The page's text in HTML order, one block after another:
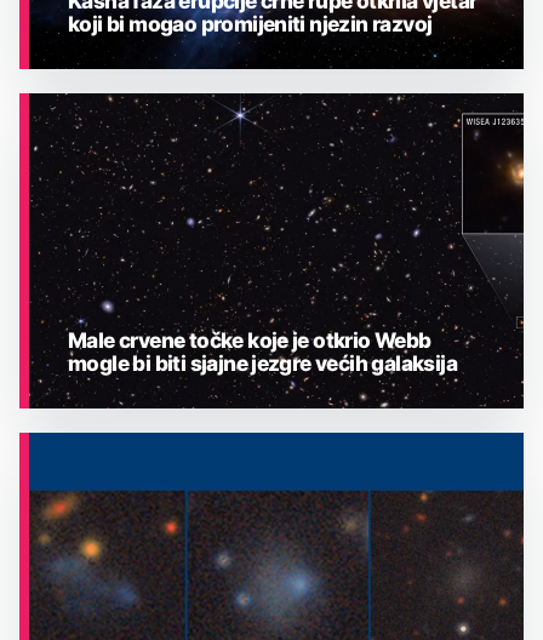
ASTRONOMIJA
koji bi mogao promijeniti njezin razvoj
Male crvene točke koje je otkrio Webb
mogle bi biti sjajne jezgre većih galaksija